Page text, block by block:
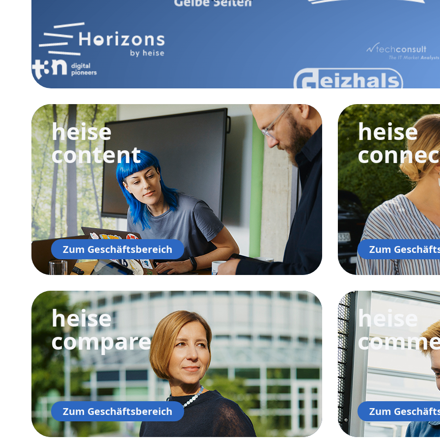
heise
content
Zum Geschäftsbereich
heise
Zum
heise
compare
Zum Geschäftsbereich
heise
Zum